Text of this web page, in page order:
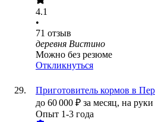
4.1
•
71 отзыв
деревня Вистино
Можно без резюме
Откликнуться
Приготовитель кормов в
до 60 000 ₽ за месяц, на руки
Опыт 1-3 года